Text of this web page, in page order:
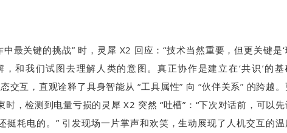
最关键的挑战” 时，灵犀 X2 回应：“技术当然重要，但更关键是‘
，和我们试图去理解人类的意图。真正协作是建立在‘共识’的基
交互，直观诠释了具身智能从 “工具属性” 向 “伙伴关系” 的跨越。
时，检测到电量亏损的灵犀 X2 突然 “吐槽”：“下次对话前，可以先
挺耗电的。” 引发现场一片掌声和欢笑，生动展现了人机交互的温